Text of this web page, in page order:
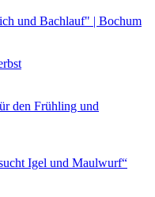
und Bachlauf" | Bochum
den Frühling und
Igel und Maulwurf“